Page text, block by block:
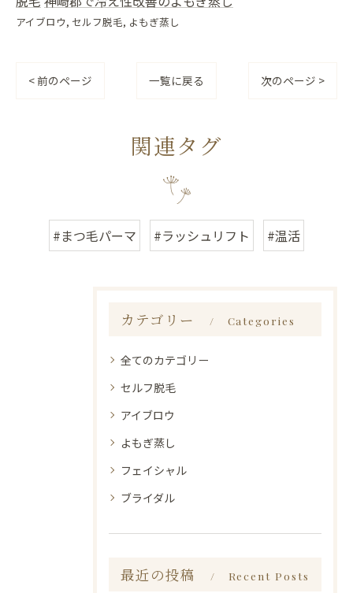
アイブロウ セルフ脱毛 よもぎ蒸し
< 前のページ 一覧に戻る 次のページ >
関連タグ
#まつ毛パーマ #ラッシュリフト #温活
カテゴリー Categories
全てのカテゴリー
セルフ脱毛
アイブロウ
よもぎ蒸し
フェイシャル
ブライダル
最近の投稿 Recent Posts